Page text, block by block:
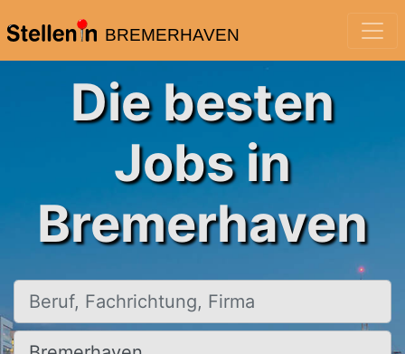
BREMERHAVEN
Die besten
Jobs in
Bremerhaven
Beruf, Fachrichtung, Firma
Ort, Stadt